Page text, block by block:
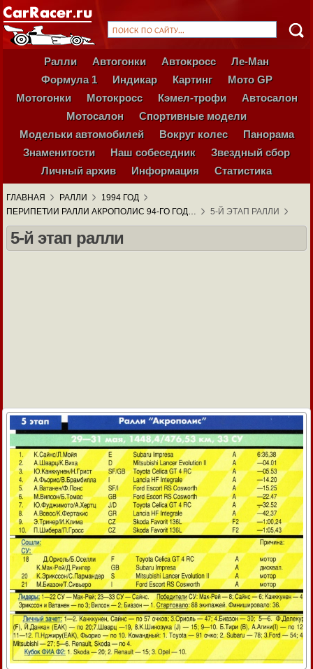
Ралли Автогонки Автокросс
Ле-Ман
Формула 1
Индикар Картинг
Мото GP
Мотогонки
Мотокросс Кэмел-трофи
Автосалон
Мотосалон
Спортивные модели
Модельки автомобилей
Вокруг колес
Панорама
Знаменитости
Наш собеседник
Звездный сбор
Личный архив
Информация Статистика
ГЛАВНАЯ РАЛЛИ
1994 ГОД
ПЕРИПЕТИИ РАЛЛИ АКРОПОЛИС 94-ГО ГОД…
5-Й ЭТАП РАЛЛИ
5-й этап ралли